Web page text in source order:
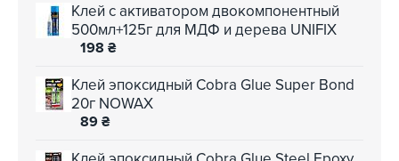
Клей с активатором двокомпонентный
500мл+125г для МДФ и дерева UNIFIX
198 ₴
Клей эпоксидный Cobra Glue Super Bond
20г NOWAX
89 ₴